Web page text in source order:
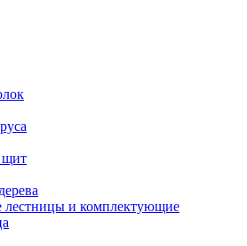
щит
лестницы и комплектующие